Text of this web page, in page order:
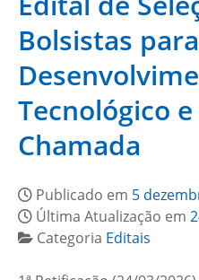
Bolsistas
Tecnológico
Chamada
Publicado em 5
Última Atualização em
Categoria Editais